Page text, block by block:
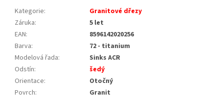
Kategorie:
Granitové dřezy
Záruka:
5 let
EAN:
8596142020256
Barva:
72 - titanium
Modelová řada:
Sinks ACR
Odstín:
šedý
Orientace:
Otočný
Povrch:
Granit